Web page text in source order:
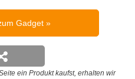
Gadget
ein Produkt kaufst, erhalten wir